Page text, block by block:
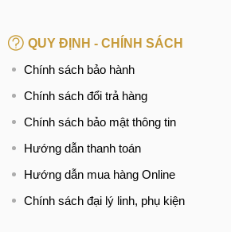
QUY ĐỊNH - CHÍNH SÁCH
Chính sách bảo hành
Chính sách đổi trả hàng
Chính sách bảo mật thông tin
Hướng dẫn thanh toán
Hướng dẫn mua hàng Online
Chính sách đại lý linh, phụ kiện